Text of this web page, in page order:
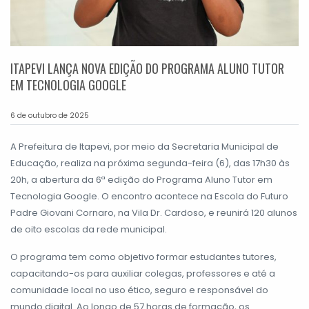
ITAPEVI LANÇA NOVA EDIÇÃO DO PROGRAMA ALUNO TUTOR
EM TECNOLOGIA GOOGLE
6 de outubro de 2025
A Prefeitura de Itapevi, por meio da Secretaria Municipal de
Educação, realiza na próxima segunda-feira (6), das 17h30 às
20h, a abertura da 6ª edição do Programa Aluno Tutor em
Tecnologia Google. O encontro acontece na Escola do Futuro
Padre Giovani Cornaro, na Vila Dr. Cardoso, e reunirá 120 alunos
de oito escolas da rede municipal.
O programa tem como objetivo formar estudantes tutores,
capacitando-os para auxiliar colegas, professores e até a
comunidade local no uso ético, seguro e responsável do
mundo digital. Ao longo de 57 horas de formação, os